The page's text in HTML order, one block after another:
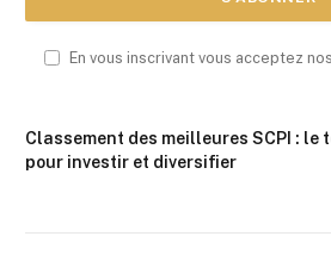
En vous inscrivant vous acceptez nos
Classement des meilleures SCPI : le
pour investir et diversifier